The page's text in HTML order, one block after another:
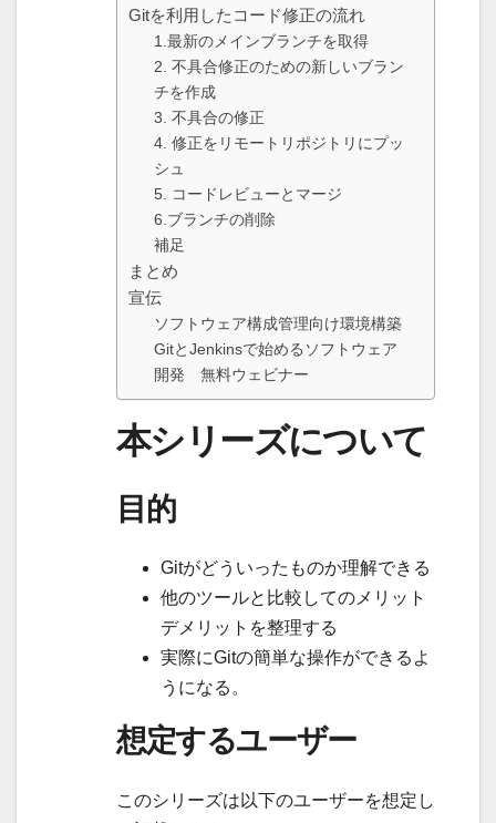
Gitを利用したコード修正の流れ
1.最新のメインブランチを取得
2. 不具合修正のための新しいブラン
チを作成
3. 不具合の修正
4. 修正をリモートリポジトリにプッ
シュ
5. コードレビューとマージ
6.ブランチの削除
補足
まとめ
宣伝
ソフトウェア構成管理向け環境構築
GitとJenkinsで始めるソフトウェア
開発 無料ウェビナー
本シリーズについて
目的
Gitがどういったものか理解できる
他のツールと比較してのメリット
デメリットを整理する
実際にGitの簡単な操作ができるよ
うになる。
想定するユーザー
このシリーズは以下のユーザーを想定し